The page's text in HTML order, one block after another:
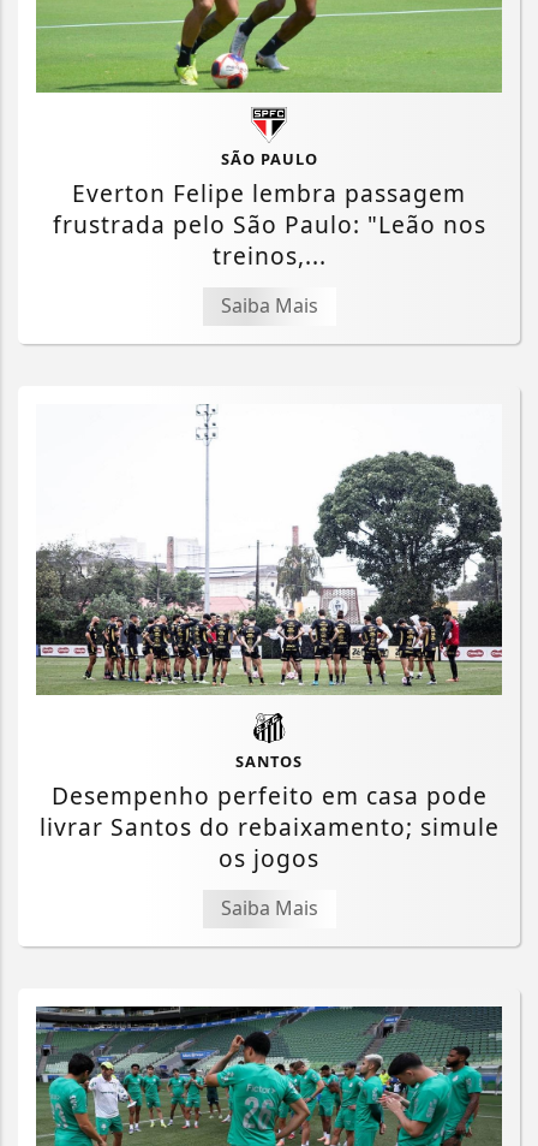
SÃO PAULO
Everton Felipe lembra passagem
frustrada pelo São Paulo: "Leão nos
treinos,...
Saiba Mais
SANTOS
Desempenho perfeito em casa pode
livrar Santos do rebaixamento; simule
os jogos
Saiba Mais